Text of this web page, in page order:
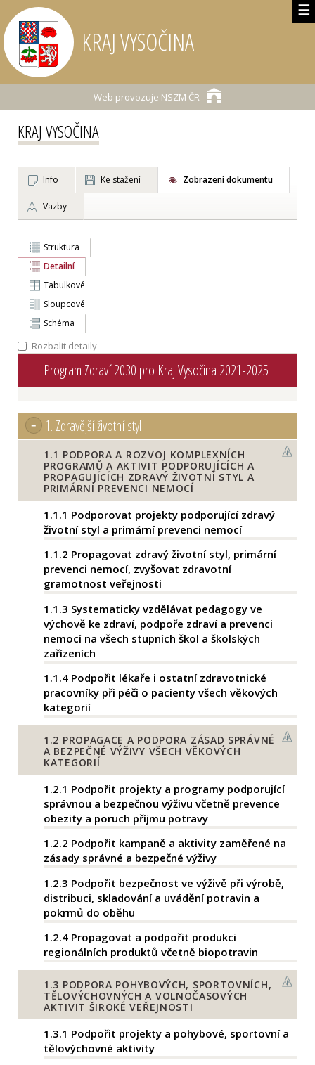
☰
KRAJ VYSOČINA
Web provozuje NSZM ČR
KRAJ VYSOČINA
Info Ke stažení Zobrazení dokumentu
Vazby
Struktura
Detailní
Tabulkové
Sloupcové
Schéma
Rozbalit detaily
Program Zdraví 2030 pro Kraj Vysočina 2021-2025
1. Zdravější životní styl
1.1 PODPORA A ROZVOJ KOMPLEXNÍCH
PROGRAMŮ A AKTIVIT PODPORUJÍCÍCH A
PROPAGUJÍCÍCH ZDRAVÝ ŽIVOTNÍ STYL A
PRIMÁRNÍ PREVENCI NEMOCÍ
1.1.1 Podporovat projekty podporující zdravý
životní styl a primární prevenci nemocí
1.1.2 Propagovat zdravý životní styl, primární
prevenci nemocí, zvyšovat zdravotní
gramotnost veřejnosti
1.1.3 Systematicky vzdělávat pedagogy ve
výchově ke zdraví, podpoře zdraví a prevenci
nemocí na všech stupních škol a školských
zařízeních
1.1.4 Podpořit lékaře i ostatní zdravotnické
pracovníky při péči o pacienty všech věkových
kategorií
1.2 PROPAGACE A PODPORA ZÁSAD SPRÁVNÉ
A BEZPEČNÉ VÝŽIVY VŠECH VĚKOVÝCH
KATEGORIÍ
1.2.1 Podpořit projekty a programy podporující
správnou a bezpečnou výživu včetně prevence
obezity a poruch příjmu potravy
1.2.2 Podpořit kampaně a aktivity zaměřené na
zásady správné a bezpečné výživy
1.2.3 Podpořit bezpečnost ve výživě při výrobě,
distribuci, skladování a uvádění potravin a
pokrmů do oběhu
1.2.4 Propagovat a podpořit produkci
regionálních produktů včetně biopotravin
1.3 PODPORA POHYBOVÝCH, SPORTOVNÍCH,
TĚLOVÝCHOVNÝCH A VOLNOČASOVÝCH
AKTIVIT ŠIROKÉ VEŘEJNOSTI
1.3.1 Podpořit projekty a pohybové, sportovní a
tělovýchovné aktivity